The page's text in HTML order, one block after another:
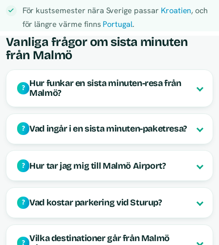
För kustsemester nära Sverige passar Kroatien, och
för längre värme finns Portugal.
Vanliga frågor om sista minuten
från Malmö
Hur funkar en sista minuten-resa från
Malmö?
Vad ingår i en sista minuten-paketresa?
Hur tar jag mig till Malmö Airport?
Vad kostar parkering vid Sturup?
Vilka destinationer går från Malmö